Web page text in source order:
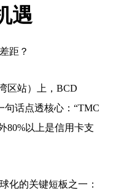
遇
距？
区站）上，BCD
句话点透核心：“TMC
80%以上是信用卡支
化的关键短板之一：